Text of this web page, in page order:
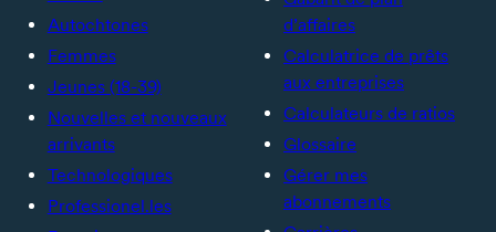
Autochtones
Femmes
Jeunes (18-39)
Nouvelles et nouveaux
arrivants
Technologiques
Professionel.les
d’affaires
Calculatrice de prêts
aux entreprises
Calculateurs de ratios
Glossaire
Gérer mes
abonnements